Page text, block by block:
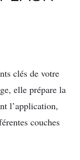
clés de votre
elle prépare la
l’application,
couches